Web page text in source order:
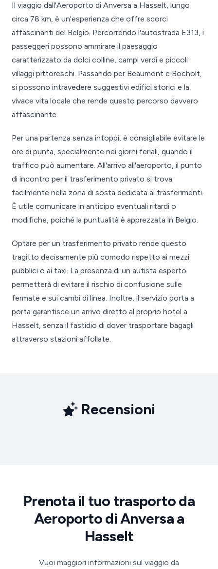
Il viaggio dall'Aeroporto di Anversa a Hasselt, lungo
circa 78 km, è un'esperienza che offre scorci
affascinanti del Belgio. Percorrendo l'autostrada E313, i
passeggeri possono ammirare il paesaggio
caratterizzato da dolci colline, campi verdi e piccoli
villaggi pittoreschi. Passando per Beaumont e Bocholt,
si possono intravedere suggestivi edifici storici e la
vivace vita locale che rende questo percorso davvero
affascinante.
Per una partenza senza intoppi, è consigliabile evitare le
ore di punta, specialmente nei giorni feriali, quando il
traffico può aumentare. All'arrivo all'aeroporto, il punto
di incontro per il trasferimento privato si trova
facilmente nella zona di sosta dedicata ai trasferimenti.
È utile comunicare in anticipo eventuali ritardi o
modifiche, poiché la puntualità è apprezzata in Belgio.
Optare per un trasferimento privato rende questo
tragitto decisamente più comodo rispetto ai mezzi
pubblici o ai taxi. La presenza di un autista esperto
permetterà di evitare il rischio di confusione sulle
fermate e sui cambi di linea. Inoltre, il servizio porta a
porta garantisce un arrivo diretto al proprio hotel a
Hasselt, senza il fastidio di dover trasportare bagagli
attraverso stazioni affollate.
Recensioni
Prenota il tuo trasporto da
Aeroporto di Anversa a
Hasselt
Vuoi maggiori informazioni sul viaggio da